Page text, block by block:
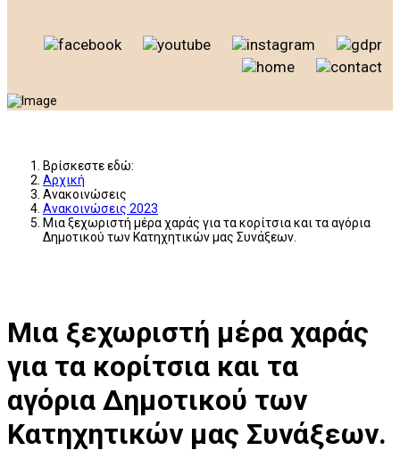
Βρίσκεστε εδώ:
Αρχική
Ανακοινώσεις
Ανακοινώσεις 2023
Μια ξεχωριστή μέρα χαράς για τα κορίτσια και τα αγόρια
Δημοτικού των Κατηχητικών μας Συνάξεων.
Μια ξεχωριστή μέρα χαράς
για τα κορίτσια και τα
αγόρια Δημοτικού των
Κατηχητικών μας Συνάξεων.